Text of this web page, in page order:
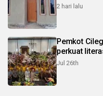
2 hari lalu
Pemkot
perkuat
Jul 26th